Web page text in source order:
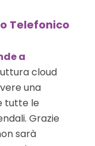
Telefonico
a
cloud
una
tutte le
Grazie
sarà